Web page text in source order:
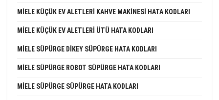
MIELE KÜÇÜK EV ALETLERI KAHVE MAKINESI HATA KODLARI
MIELE KÜÇÜK EV ALETLERI ÜTÜ HATA KODLARI
MIELE SÜPÜRGE DIKEY SÜPÜRGE HATA KODLARI
MIELE SÜPÜRGE ROBOT SÜPÜRGE HATA KODLARI
MIELE SÜPÜRGE SÜPÜRGE HATA KODLARI